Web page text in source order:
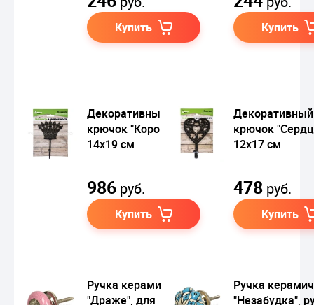
Купить Купить
Декоративный
крючок "Корона",
14х19 см
986 руб.
Купить
Декоративный
крючок
12х17 см
478 руб.
Купить
Ручка керамическая
"Драже", для
Ручка
"Незабудка",